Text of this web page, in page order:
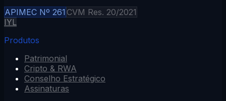
APIMEC Nº 261 CVM Res. 20/2021
IYL
Produtos
Patrimonial
Cripto & RWA
Conselho Estratégico
Assinaturas